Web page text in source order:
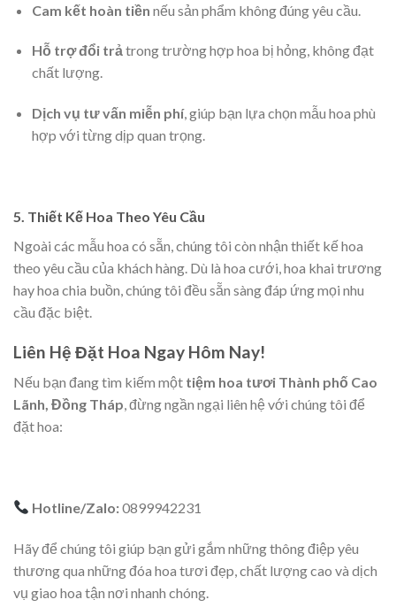
Cam kết hoàn tiền nếu sản phẩm không đúng yêu cầu.
Hỗ trợ đổi trảtrong trường hợp hoa bị hỏng, không đạt
chất lượng.
Dịch vụ tư vấn miễn phí, giúp bạn lựa chọn mẫu hoa phù
hợp với từng dịp quan trọng.
5. Thiết Kế Hoa Theo Yêu Cầu
Ngoài các mẫu hoa có sẵn, chúng tôi còn nhận thiết kế hoa
theo yêu cầu của khách hàng. Dù là hoa cưới, hoa khai trương
hay hoa chia buồn, chúng tôi đều sẵn sàng đáp ứng mọi nhu
cầu đặc biệt.
Liên Hệ Đặt Hoa Ngay Hôm Nay!
Nếu bạn đang tìm kiếm một tiệm hoa tươi Thành phố Cao
Lãnh, Đồng Tháp, đừng ngần ngại liên hệ với chúng tôi để
đặt hoa:
Hotline/Zalo:0899942231
Hãy để chúng tôi giúp bạn gửi gắm những thông điệp yêu
thương qua những đóa hoa tươi đẹp, chất lượng cao và dịch
vụ giao hoa tận nơi nhanh chóng.